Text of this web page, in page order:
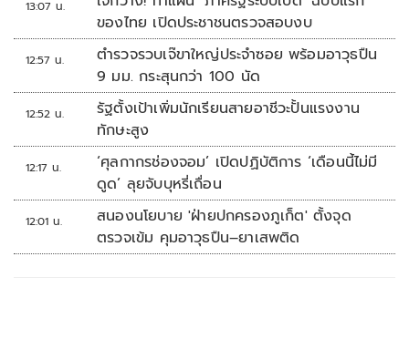
13:07 น.
ของไทย เปิดประชาชนตรวจสอบงบ
12:57 น.
ตำรวจรวบเจ๊ขาใหญ่ประจำซอย พร้อมอาวุธปืน
9 มม. กระสุนกว่า 100 นัด
12:52 น.
รัฐตั้งเป้าเพิ่มนักเรียนสายอาชีวะปั้นแรงงาน
ทักษะสูง
12:17 น.
‘ศุลกากรช่องจอม’ เปิดปฏิบัติการ ‘เดือนนี้ไม่มี
ดูด’ ลุยจับบุหรี่เถื่อน
12:01 น.
สนองนโยบาย 'ฝ่ายปกครองภูเก็ต' ตั้งจุด
ตรวจเข้ม คุมอาวุธปืน–ยาเสพติด